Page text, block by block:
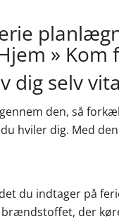
» Kom
dig selv
den, så
hviler dig. Med
du indtager på
der